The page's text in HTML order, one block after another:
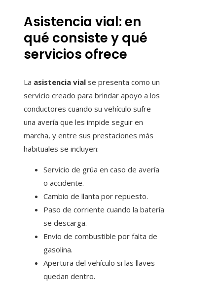
Asistencia vial: en
qué consiste y qué
servicios ofrece
La asistencia vial se presenta como un
servicio creado para brindar apoyo a los
conductores cuando su vehículo sufre
una avería que les impide seguir en
marcha, y entre sus prestaciones más
habituales se incluyen:
Servicio de grúa en caso de avería
o accidente.
Cambio de llanta por repuesto.
Paso de corriente cuando la batería
se descarga.
Envío de combustible por falta de
gasolina.
Apertura del vehículo si las llaves
quedan dentro.